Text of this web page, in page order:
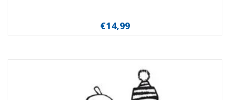
€14,99